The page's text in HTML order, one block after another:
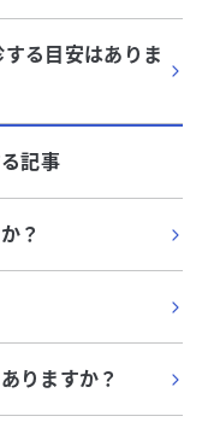
る目安はありま
記事
？
りますか？